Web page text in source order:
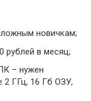
новичкам;
рублей в месяц;
– нужен
2 ГГц, 16 Гб ОЗУ,